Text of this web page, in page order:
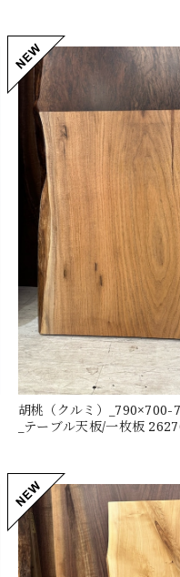
胡桃（クルミ）_790×700-
_テーブル天板/一枚板